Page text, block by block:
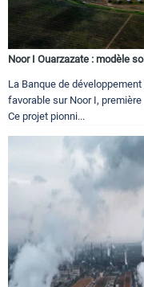
Noor I Ouarzazate : modèle
La Banque de
favorable sur Noor I,
Ce projet pionni...